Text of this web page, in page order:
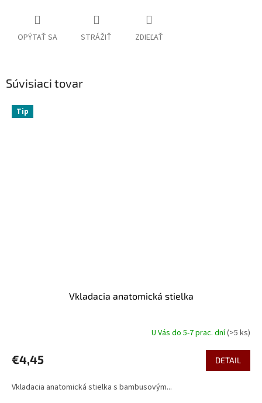
OPÝTAŤ SA STRÁŽIŤ ZDIEĽAŤ
Súvisiaci tovar
Tip
Vkladacia anatomická stielka
U Vás do 5-7 prac. dní(>5 ks)
€4,45 DETAIL
Vkladacia anatomická stielka s bambusovým...